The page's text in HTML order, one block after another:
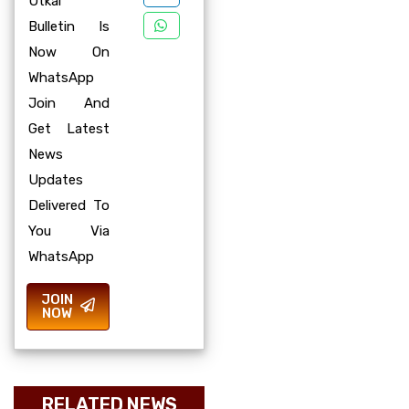
Bulletin Is
Now On
WhatsApp
Join And
Get Latest
News
Updates
Delivered To
You Via
WhatsApp
JOIN
NOW
RELATED NEWS